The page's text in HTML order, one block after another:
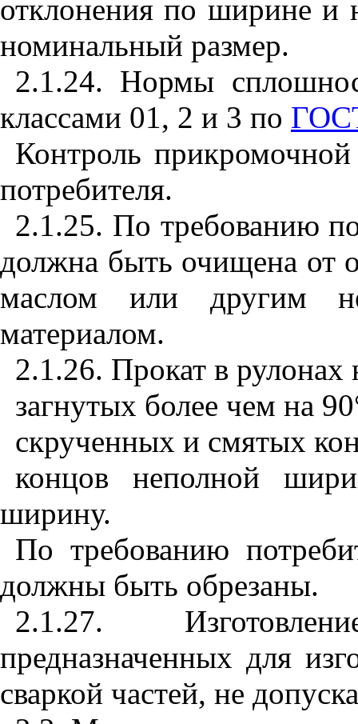
отклонения по ширине и
номинальный размер.
2.1.24. Нормы
классами 01, 2 и 3 по
Контроль
потребителя.
2.1.25. По требованию
должна быть очищена от
маслом или другим
материалом.
2.1.26. Прокат в
загнутых более чем на
скрученных и смятых
концов неполной
ширину.
По требованию
должны быть обрезаны.
2.1.27.
предназначенных для
сваркой частей, не